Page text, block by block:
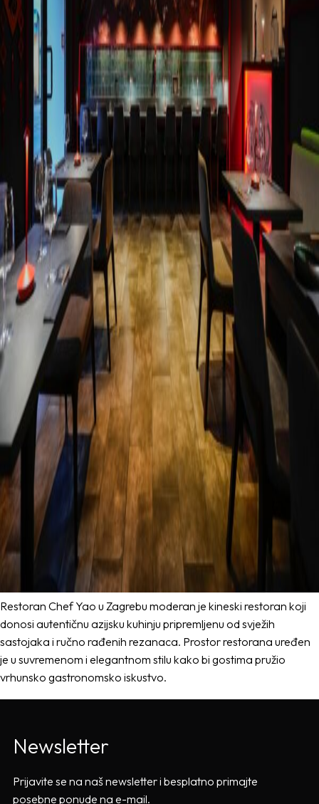
Restoran Chef Yao u Zagrebu moderan je kineski restoran koji
donosi autentičnu azijsku kuhinju pripremljenu od svježih
sastojaka i ručno rađenih rezanaca. Prostor restorana uređen
je u suvremenom i elegantnom stilu kako bi gostima pružio
vrhunsko gastronomsko iskustvo.
Newsletter
Prijavite se na naš newsletter i besplatno primajte
posebne ponude na e-mail.